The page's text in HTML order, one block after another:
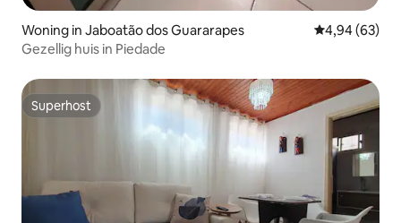
Woning in Jaboatão dos Guararapes Gemiddelde
4,94 (63)
Gezellig huis in Piedade
Superhost
Superhost